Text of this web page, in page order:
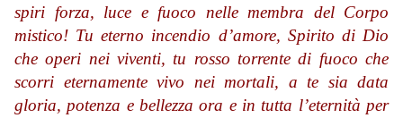
spiri forza, luce e fuoco nelle membra del Corpo
mistico! Tu eterno incendio d’amore, Spirito di Dio
che operi nei viventi, tu rosso torrente di fuoco che
scorri eternamente vivo nei mortali, a te sia data
gloria, potenza e bellezza ora e in tutta l’eternità per